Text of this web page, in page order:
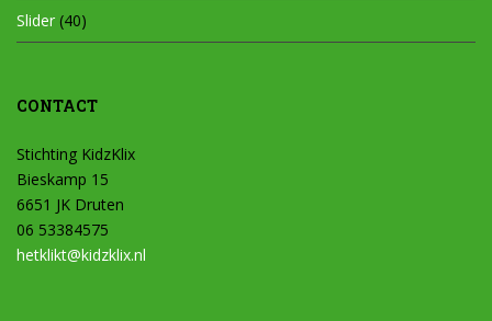
Slider (40)
CONTACT
Stichting KidzKlix
Bieskamp 15
6651 JK Druten
06 53384575
hetklikt@kidzklix.nl